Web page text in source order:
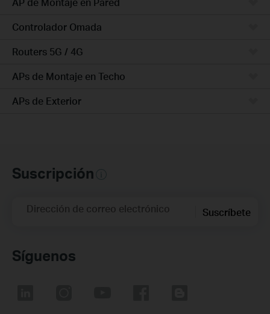
Controlador Omada
Routers 5G / 4G
APs de Montaje en Techo
APs de Exterior
Suscripción
Dirección de correo electrónico Suscríbete
Síguenos